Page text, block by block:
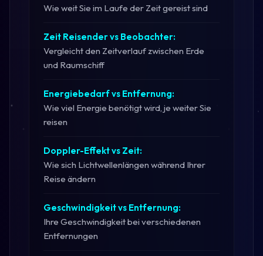
Wie weit Sie im Laufe der Zeit gereist sind
Zeit Reisender vs Beobachter:
Vergleicht den Zeitverlauf zwischen Erde
und Raumschiff
Energiebedarf vs Entfernung:
Wie viel Energie benötigt wird, je weiter Sie
reisen
Doppler-Effekt vs Zeit:
Wie sich Lichtwellenlängen während Ihrer
Reise ändern
Geschwindigkeit vs Entfernung:
Ihre Geschwindigkeit bei verschiedenen
Entfernungen